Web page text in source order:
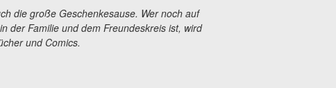
die große Geschenkesause. Wer noch auf
der Familie und dem Freundeskreis ist, wird
und Comics.